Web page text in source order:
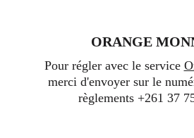
ORANGE
Pour régler avec le service
merci d'envoyer sur le
règlements +261 37